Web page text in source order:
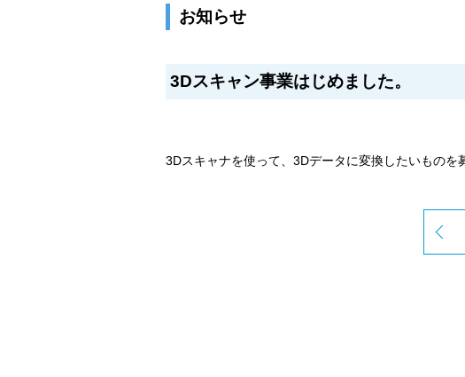
お知らせ
3Dスキャン事業はじめました。
3Dスキャナを使って、3Dデータに変換したいものを